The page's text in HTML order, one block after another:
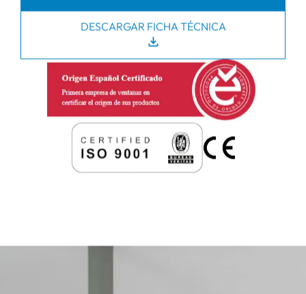
obra nueva, reforma integral o proyectos de
arquitectura contemporánea, esta corredera está a la
PIDA SU PRESUPUESTO
DESCARGAR FICHA TÉCNICA
download